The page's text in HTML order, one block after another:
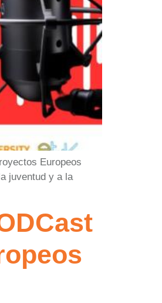
Europeos
juventud y a la